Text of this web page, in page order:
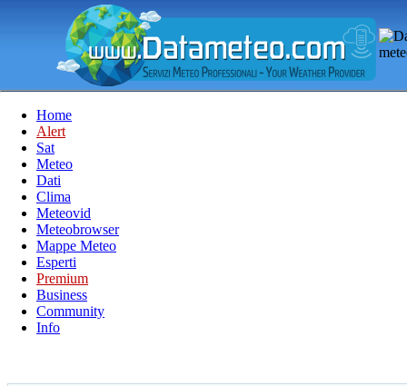
Home
Alert
Sat
Meteo
Dati
Clima
Meteovid
Meteobrowser
Mappe Meteo
Esperti
Premium
Business
Community
Info